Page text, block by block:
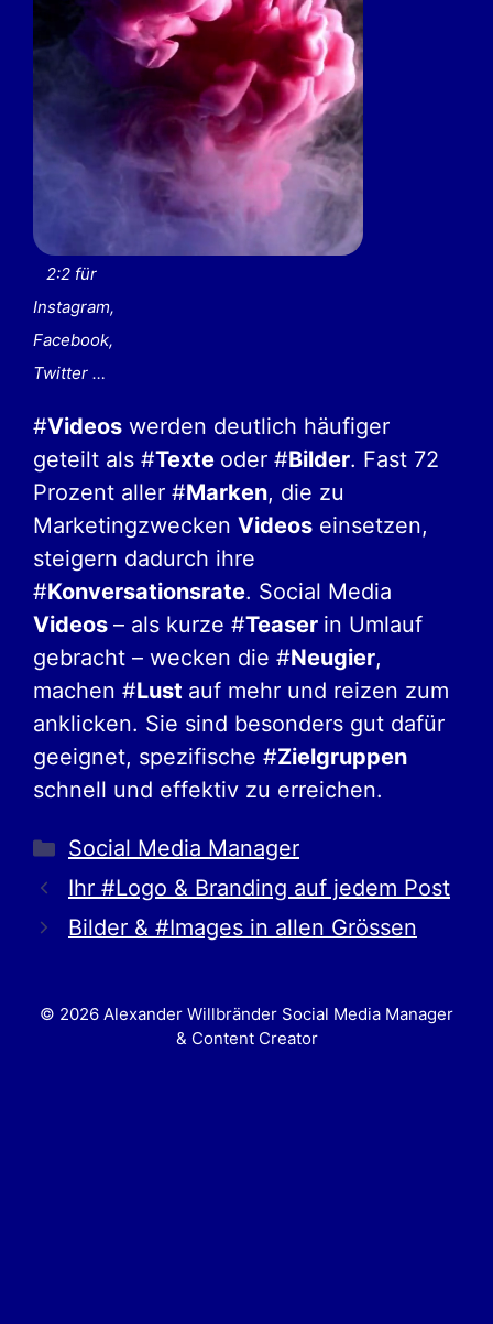
2:2 für
Instagram,
Facebook,
Twitter …
#Videos werden deutlich häufiger
geteilt als #Texte oder #Bilder. Fast 72
Prozent aller #Marken, die zu
Marketingzwecken Videos einsetzen,
steigern dadurch ihre
#Konversationsrate. Social Media
Videos – als kurze #Teaser in Umlauf
gebracht – wecken die #Neugier,
machen #Lust auf mehr und reizen zum
anklicken. Sie sind besonders gut dafür
geeignet, spezifische #Zielgruppen
schnell und effektiv zu erreichen.
Social Media Manager
Ihr #Logo & Branding auf jedem Post
Bilder & #Images in allen Grössen
© 2026 Alexander Willbränder Social Media Manager
& Content Creator